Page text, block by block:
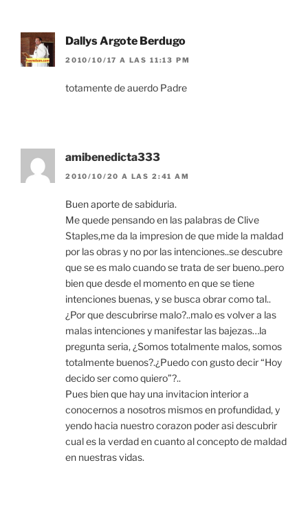
Dallys Argote Berdugo
2010/10/17 A LAS 11:13 PM
totamente de auerdo Padre
amibenedicta333
2010/10/20 A LAS 2:41 AM
Buen aporte de sabiduria.
Me quede pensando en las palabras de Clive
Staples,me da la impresion de que mide la maldad
por las obras y no por las intenciones..se descubre
que se es malo cuando se trata de ser bueno..pero
bien que desde el momento en que se tiene
intenciones buenas, y se busca obrar como tal..
¿Por que descubrirse malo?..malo es volver a las
malas intenciones y manifestar las bajezas…la
pregunta seria, ¿Somos totalmente malos, somos
totalmente buenos?.¿Puedo con gusto decir “Hoy
decido ser como quiero”?..
Pues bien que hay una invitacion interior a
conocernos a nosotros mismos en profundidad, y
yendo hacia nuestro corazon poder asi descubrir
cual es la verdad en cuanto al concepto de maldad
en nuestras vidas.